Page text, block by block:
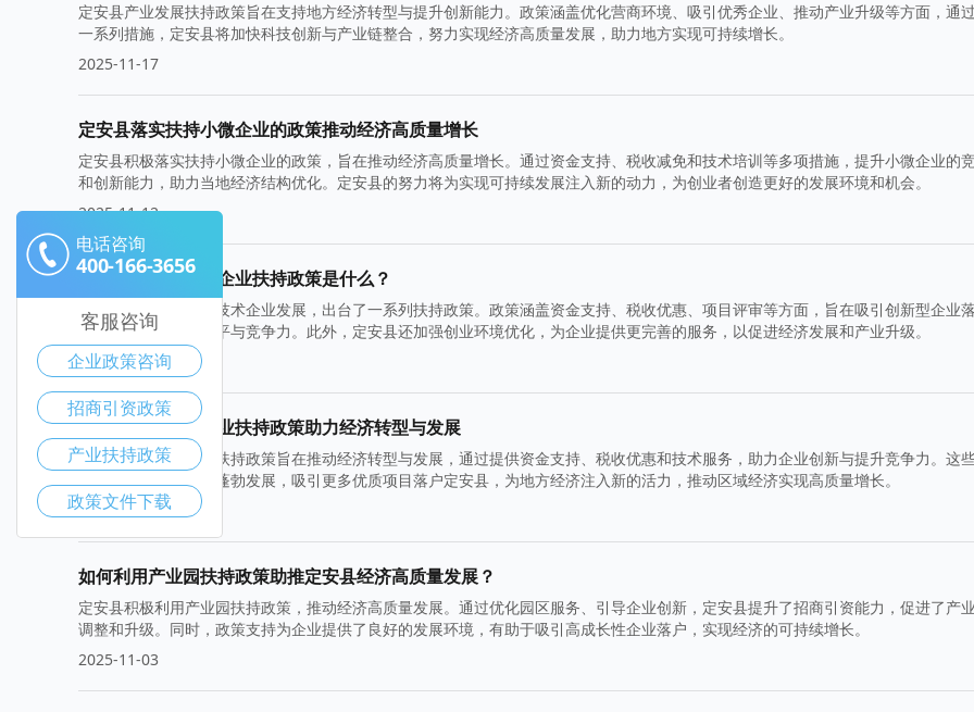
定安县产业发展扶持政策旨在支持地方经济转型与提升创新能力。政策涵盖优化营商环境、吸引优秀企业、推动产业升级等方面，通
一系列措施，定安县将加快科技创新与产业链整合，努力实现经济高质量发展，助力地方实现可持续增长。
2025-11-17
定安县落实扶持小微企业的政策推动经济高质量增长
定安县积极落实扶持小微企业的政策，旨在推动经济高质量增长。通过资金支持、税收减免和技术培训等多项措施，提升小微企业的
和创新能力，助力当地经济结构优化。定安县的努力将为实现可持续发展注入新的动力，为创业者创造更好的发展环境和机会。
2025-11-12
定安县的高新技术企业扶持政策是什么？
定安县积极推动高新技术企业发展，出台了一系列扶持政策。政策涵盖资金支持、税收优惠、项目评审等方面，旨在吸引创新型企业
根，提升区域科技水平与竞争力。此外，定安县还加强创业环境优化，为企业提供更完善的服务，以促进经济发展和产业升级。
2025-11-10
定安县高新技术企业扶持政策助力经济转型与发展
定安县高新技术企业扶持政策旨在推动经济转型与发展，通过提供资金支持、税收优惠和技术服务，助力企业创新与提升竞争力。这
将促进高新技术产业蓬勃发展，吸引更多优质项目落户定安县，为地方经济注入新的活力，推动区域经济实现高质量增长。
2025-11-05
如何利用产业园扶持政策助推定安县经济高质量发展？
定安县积极利用产业园扶持政策，推动经济高质量发展。通过优化园区服务、引导企业创新，定安县提升了招商引资能力，促进了产
调整和升级。同时，政策支持为企业提供了良好的发展环境，有助于吸引高成长性企业落户，实现经济的可持续增长。
2025-11-03
电话咨询
400-166-3656
客服咨询
企业政策咨询
招商引资政策
产业扶持政策
政策文件下载